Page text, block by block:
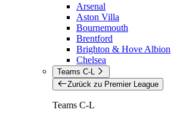
Arsenal
Aston Villa
Bournemouth
Brentford
Brighton & Hove Albion
Chelsea
Teams C-L
Zurück zu Premier League
Teams C-L